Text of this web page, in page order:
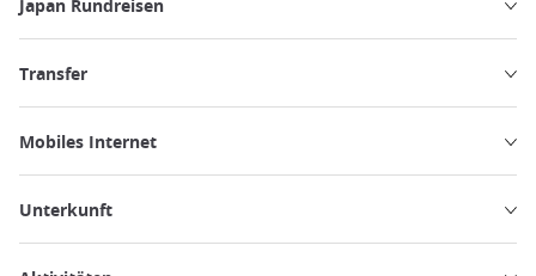
Japan Rundreisen
Transfer
Mobiles Internet
Unterkunft